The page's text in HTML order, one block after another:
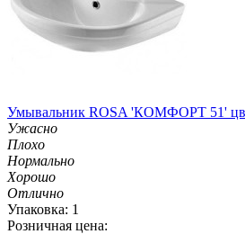
Умывальник ROSA 'КОМФОРТ 51'
Ужасно
Плохо
Нормально
Хорошо
Отлично
Упаковка: 1
Розничная цена: